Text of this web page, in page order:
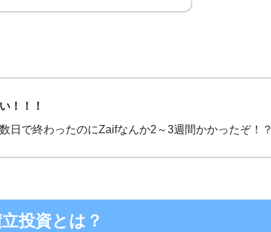
！！！
日で終わったのにZaifなんか2～3週間かかったぞ！？
投資とは？